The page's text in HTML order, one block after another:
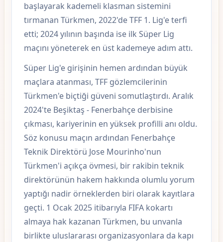
başlayarak kademeli klasman sistemini
tırmanan Türkmen, 2022'de TFF 1. Lig'e terfi
etti; 2024 yılının başında ise ilk Süper Lig
maçını yöneterek en üst kademeye adım attı.
Süper Lig'e girişinin hemen ardından büyük
maçlara atanması, TFF gözlemcilerinin
Türkmen'e biçtiği güveni somutlaştırdı. Aralık
2024'te Beşiktaş - Fenerbahçe derbisine
çıkması, kariyerinin en yüksek profilli anı oldu.
Söz konusu maçın ardından Fenerbahçe
Teknik Direktörü Jose Mourinho'nun
Türkmen'i açıkça övmesi, bir rakibin teknik
direktörünün hakem hakkında olumlu yorum
yaptığı nadir örneklerden biri olarak kayıtlara
geçti. 1 Ocak 2025 itibarıyla FIFA kokartı
almaya hak kazanan Türkmen, bu unvanla
birlikte uluslararası organizasyonlara da kapı